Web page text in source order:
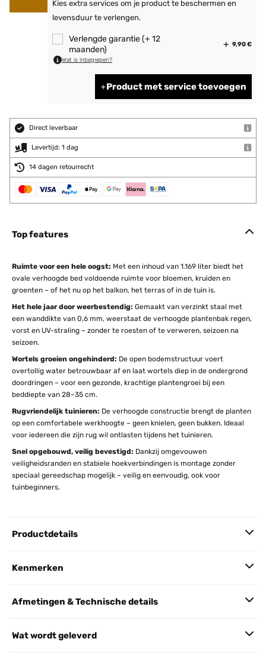
Kies extra services om je product te beschermen en
levensduur te verlengen.
Verlengde garantie (+ 12
maanden)
9,90 €
Wat is inbegrepen?
Product met service toevoegen
Direct leverbaar
Levertijd: 1 dag
14 dagen retourrecht
Top features
Ruimte voor een hele oogst: Met een inhoud van 1.169 liter biedt het
ovale verhoogde bed voldoende ruimte voor bloemen, kruiden en
groenten – of het nu op het balkon, het terras of in de tuin is.
Het hele jaar door weerbestendig: Gemaakt van verzinkt staal met
een wanddikte van 0,6 mm, weerstaat de verhoogde plantenbak regen,
vorst en UV-straling – zonder te roesten of te verweren, seizoen na
seizoen.
Wortels groeien ongehinderd: De open bodemstructuur voert
overtollig water betrouwbaar af en laat wortels diep in de ondergrond
doordringen – voor een gezonde, krachtige plantengroei bij een
beddiepte van 28–35 cm.
Rugvriendelijk tuinieren: De verhoogde constructie brengt de planten
op een comfortabele werkhoogte – geen knielen, geen bukken. Ideaal
voor iedereen die zijn rug wil ontlasten tijdens het tuinieren.
Snel opgebouwd, veilig bevestigd: Dankzij omgevouwen
veiligheidsranden en stabiele hoekverbindingen is montage zonder
speciaal gereedschap mogelijk – veilig en eenvoudig, ook voor
tuinbeginners.
Productdetails
Kenmerken
Afmetingen & Technische details
Wat wordt geleverd